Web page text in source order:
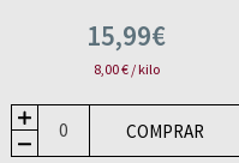
15,99€
8,00 € / kilo
COMPRAR